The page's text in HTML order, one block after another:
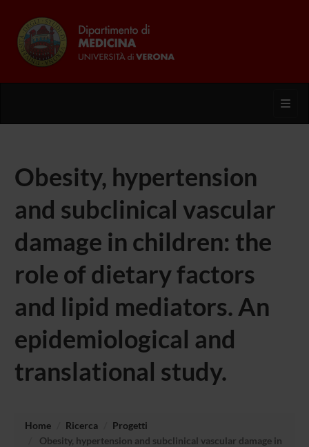
Obesity, hypertension
and subclinical vascular
damage in children: the
role of dietary factors
and lipid mediators. An
epidemiological and
translational study.
Home Ricerca
Progetti
Obesity, hypertension and subclinical vascular damage in